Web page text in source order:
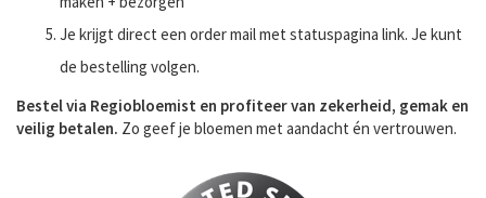
Je krijgt direct een order mail met statuspagina link. Je kunt
de bestelling volgen.
Bestel via Regiobloemist en profiteer van zekerheid, gemak en
veilig betalen. Zo geef je bloemen met aandacht én vertrouwen.